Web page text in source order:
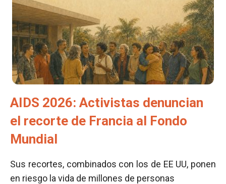
AIDS 2026: Activistas denuncian
el recorte de Francia al Fondo
Mundial
Sus recortes, combinados con los de EE UU, ponen
en riesgo la vida de millones de personas